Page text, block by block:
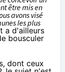
être mis en
avons visé
les plus
a d'ailleurs
bousculer
dont ceux